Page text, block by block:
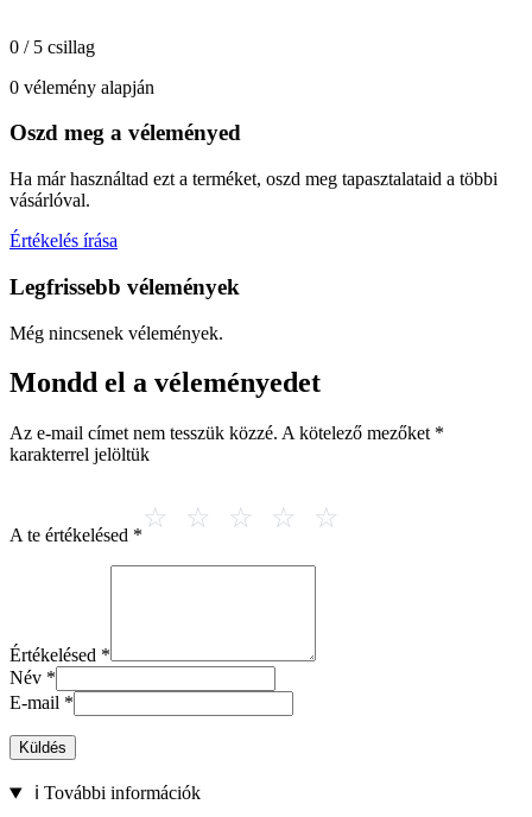
0 / 5 csillag
0 vélemény alapján
Oszd meg a véleményed
Ha már használtad ezt a terméket, oszd meg tapasztalataid a többi
vásárlóval.
Értékelés írása
Legfrissebb vélemények
Még nincsenek vélemények.
Mondd el a véleményedet
Az e-mail címet nem tesszük közzé. A kötelező mezőket *
karakterrel jelöltük
A te értékelésed *
Értékelésed *
Név *
E-mail *
Küldés
ℹ️ További információk